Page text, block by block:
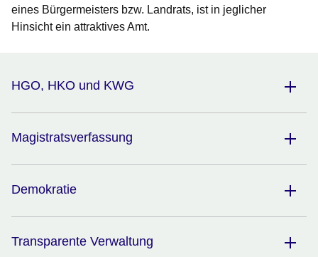
eines Bürgermeisters bzw. Landrats, ist in jeglicher
Hinsicht ein attraktives Amt.
HGO, HKO und KWG
Magistratsverfassung
Demokratie
Transparente Verwaltung